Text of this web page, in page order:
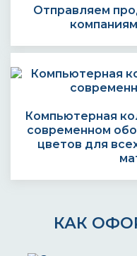
Отправляем
Компьютерная
современном
цветов для
КАК